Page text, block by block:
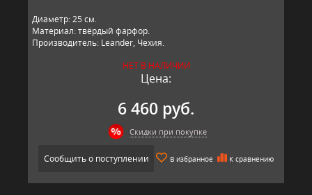
Диаметр: 25 см.
Материал: твёрдый фарфор.
Производитель: Leander, Чехия.
НЕТ В НАЛИЧИИ
Цена:
6 460 руб.
Скидки при покупке
Сообщить о поступлении В избранное К сравнению